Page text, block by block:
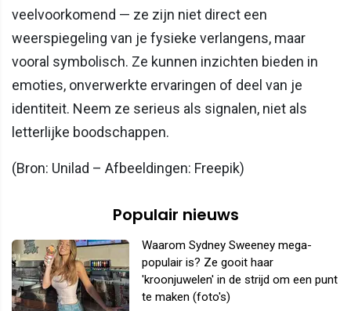
veelvoorkomend — ze zijn niet direct een
weerspiegeling van je fysieke verlangens, maar
vooral symbolisch. Ze kunnen inzichten bieden in
emoties, onverwerkte ervaringen of deel van je
identiteit. Neem ze serieus als signalen, niet als
letterlijke boodschappen.
(Bron: Unilad – Afbeeldingen: Freepik)
Populair nieuws
Waarom Sydney Sweeney mega-
populair is? Ze gooit haar
'kroonjuwelen' in de strijd om een punt
te maken (foto's)